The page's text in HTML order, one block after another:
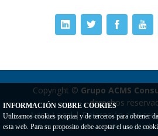
Copyright © Grupo ACMS
derechos
Aviso Legal|Delaración de
Privacidad
INFORMACIÓN SOBRE COOKIES
Utilizamos cookies propias y de terceros para obtener
esta web. Para su proposito debe aceptar el uso de